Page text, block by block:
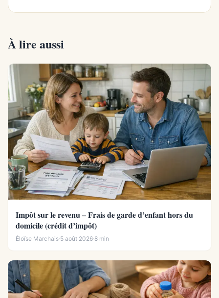
À lire aussi
Impôt sur le revenu – Frais de garde d’enfant hors du
domicile (crédit d’impôt)
Éloïse Marchais·5 août 2026·8 min